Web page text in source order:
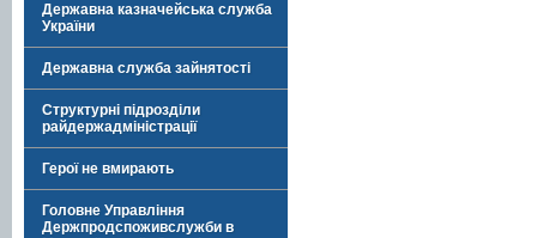
Державна казначейська служба
України
Державна служба зайнятості
Структурні підрозділи
райдержадміністрації
Герої не вмирають
Головне Управління
Держпродспоживслужби в